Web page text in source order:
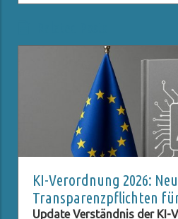
KI-Verordnung 2026:
Transparenzpflichten
Datenschutz
Update Verständnis der KI-